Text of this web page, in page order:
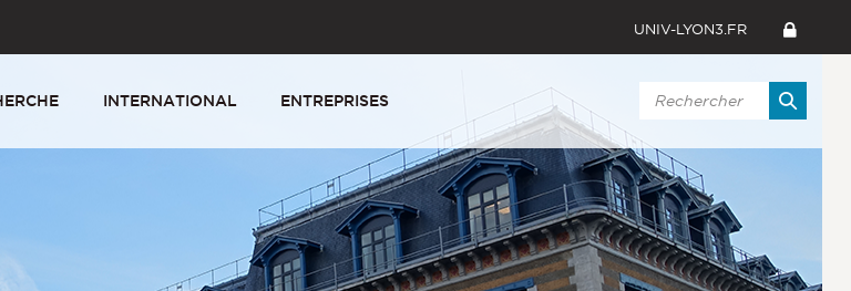
UNIV-LYON3.FR
INTERNATIONAL ENTREPRISES